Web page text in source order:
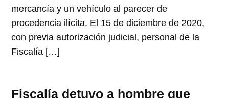
mercancía y un vehículo al parecer de
procedencia ilícita. El 15 de diciembre de 2020,
con previa autorización judicial, personal de la
Fiscalía […]
Fiscalía detuvo a hombre que